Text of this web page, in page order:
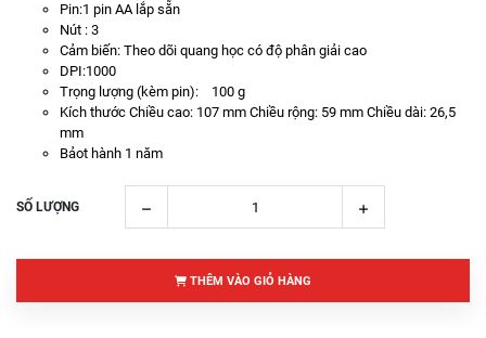
Pin:1 pin AA lắp sẵn
Nút : 3
Cảm biến: Theo dõi quang học có độ phân giải cao
DPI:1000
Trọng lượng (kèm pin): 100 g
Kích thước Chiều cao: 107 mm Chiều rộng: 59 mm Chiều dài: 26,5
mm
Bảot hành 1 năm
SỐ LƯỢNG
THÊM VÀO GIỎ HÀNG